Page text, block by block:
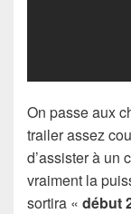
On passe aux
trailer assez
d’assister à un
vraiment la
sortira « début